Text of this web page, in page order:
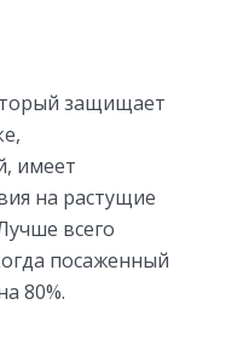
защищает
имеет
на растущие
всего
посаженный
80%.